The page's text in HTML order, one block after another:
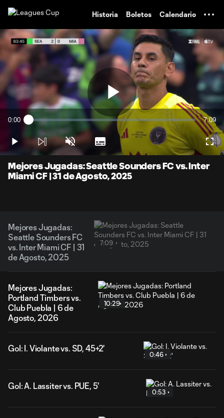
Historia Boletos Calendario
Play
Video
Current
0:00 Loaded:
1.38%
7:09
Play Unmute Subtitles
Mejores Jugadas: Seattle Sounders FC vs. Inter
Miami CF | 31 de Agosto, 2025
Mejores Jugadas:
Seattle Sounders FC
vs. Inter Miami CF | 31
de Agosto, 2025
7:09
Mejores Jugadas:
Portland Timbers vs.
Club Puebla | 6 de
Agosto, 2026
10:29
Gol: I. Violante vs. SD, 45+2'
0:46
Gol: A. Lassiter vs. PUE, 5'
0:53